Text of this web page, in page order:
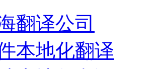
翻译公司
本地化翻译